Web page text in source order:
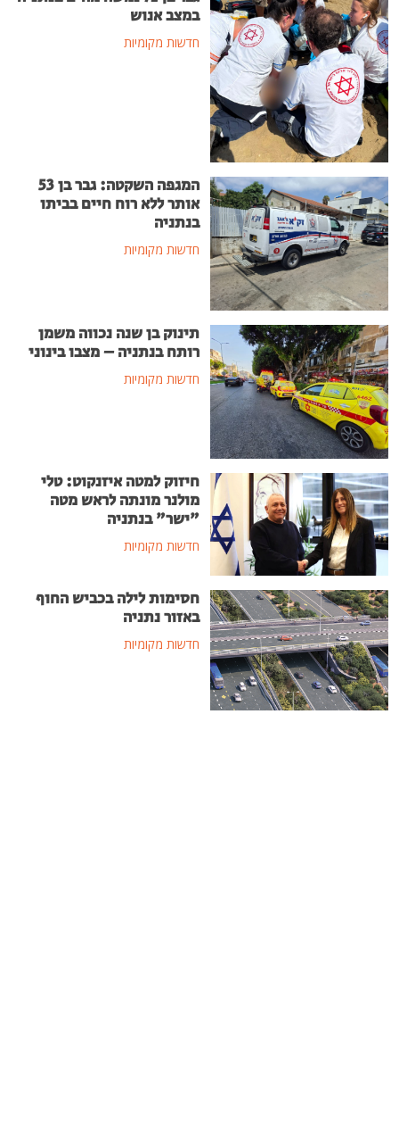
במצב אנוש
חדשות מקומיות
המגפה השקטה: גבר בן 53
אותר ללא רוח חיים בביתו
בנתניה
חדשות מקומיות
תינוק בן שנה נכווה משמן
רותח בנתניה – מצבו בינוני
חדשות מקומיות
חיזוק למטה איזנקוט: טלי
מולנר מונתה לראש מטה
"ישר" בנתניה
חדשות מקומיות
חסימות לילה בכביש החוף
באזור נתניה
חדשות מקומיות